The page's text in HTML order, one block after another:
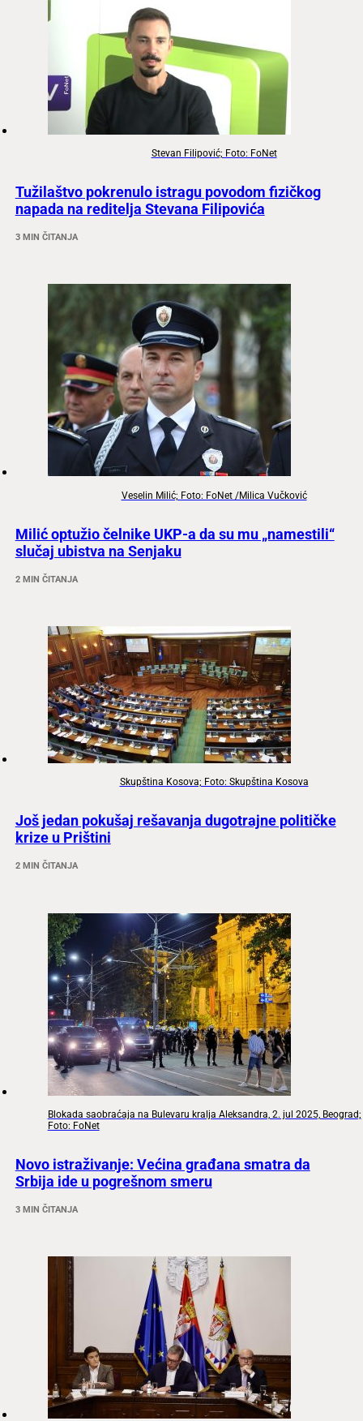
Stevan Filipović; Foto: FoNet
Tužilaštvo pokrenulo istragu povodom fizičkog
napada na reditelja Stevana Filipovića
3 MIN ČITANJA
Veselin Milić; Foto: FoNet /Milica Vučković
Milić optužio čelnike UKP-a da su mu „namestili“
slučaj ubistva na Senjaku
2 MIN ČITANJA
Skupština Kosova; Foto: Skupština Kosova
Još jedan pokušaj rešavanja dugotrajne političke
krize u Prištini
2 MIN ČITANJA
Blokada saobraćaja na Bulevaru kralja Aleksandra, 2. jul 2025, Beograd;
Foto: FoNet
Novo istraživanje: Većina građana smatra da
Srbija ide u pogrešnom smeru
3 MIN ČITANJA